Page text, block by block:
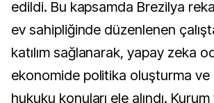
edildi. Bu kapsamda Brezilya
ev sahipliğinde düzenlenen
katılım sağlanarak, yapay zeka
ekonomide politika oluşturma ve
hukuku konuları ele alındı.